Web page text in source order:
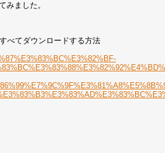
みました。
べてダウンロードする方法